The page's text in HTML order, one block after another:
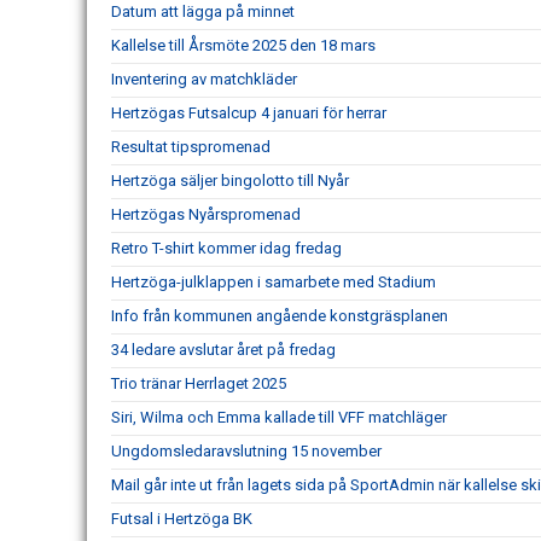
Datum att lägga på minnet
Kallelse till Årsmöte 2025 den 18 mars
Inventering av matchkläder
Hertzögas Futsalcup 4 januari för herrar
Resultat tipspromenad
Hertzöga säljer bingolotto till Nyår
Hertzögas Nyårspromenad
Retro T-shirt kommer idag fredag
Hertzöga-julklappen i samarbete med Stadium
Info från kommunen angående konstgräsplanen
34 ledare avslutar året på fredag
Trio tränar Herrlaget 2025
Siri, Wilma och Emma kallade till VFF matchläger
Ungdomsledaravslutning 15 november
Mail går inte ut från lagets sida på SportAdmin när kallelse
Futsal i Hertzöga BK